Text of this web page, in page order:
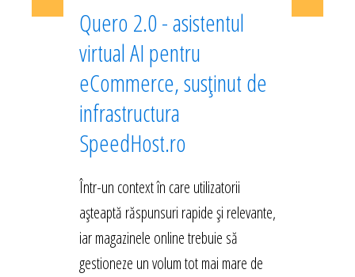
Quero 2.0 - asistentul
virtual AI pentru
eCommerce, susținut de
infrastructura
SpeedHost.ro
Într-un context în care utilizatorii
așteaptă răspunsuri rapide și relevante,
iar magazinele online trebuie să
gestioneze un volum tot mai mare de